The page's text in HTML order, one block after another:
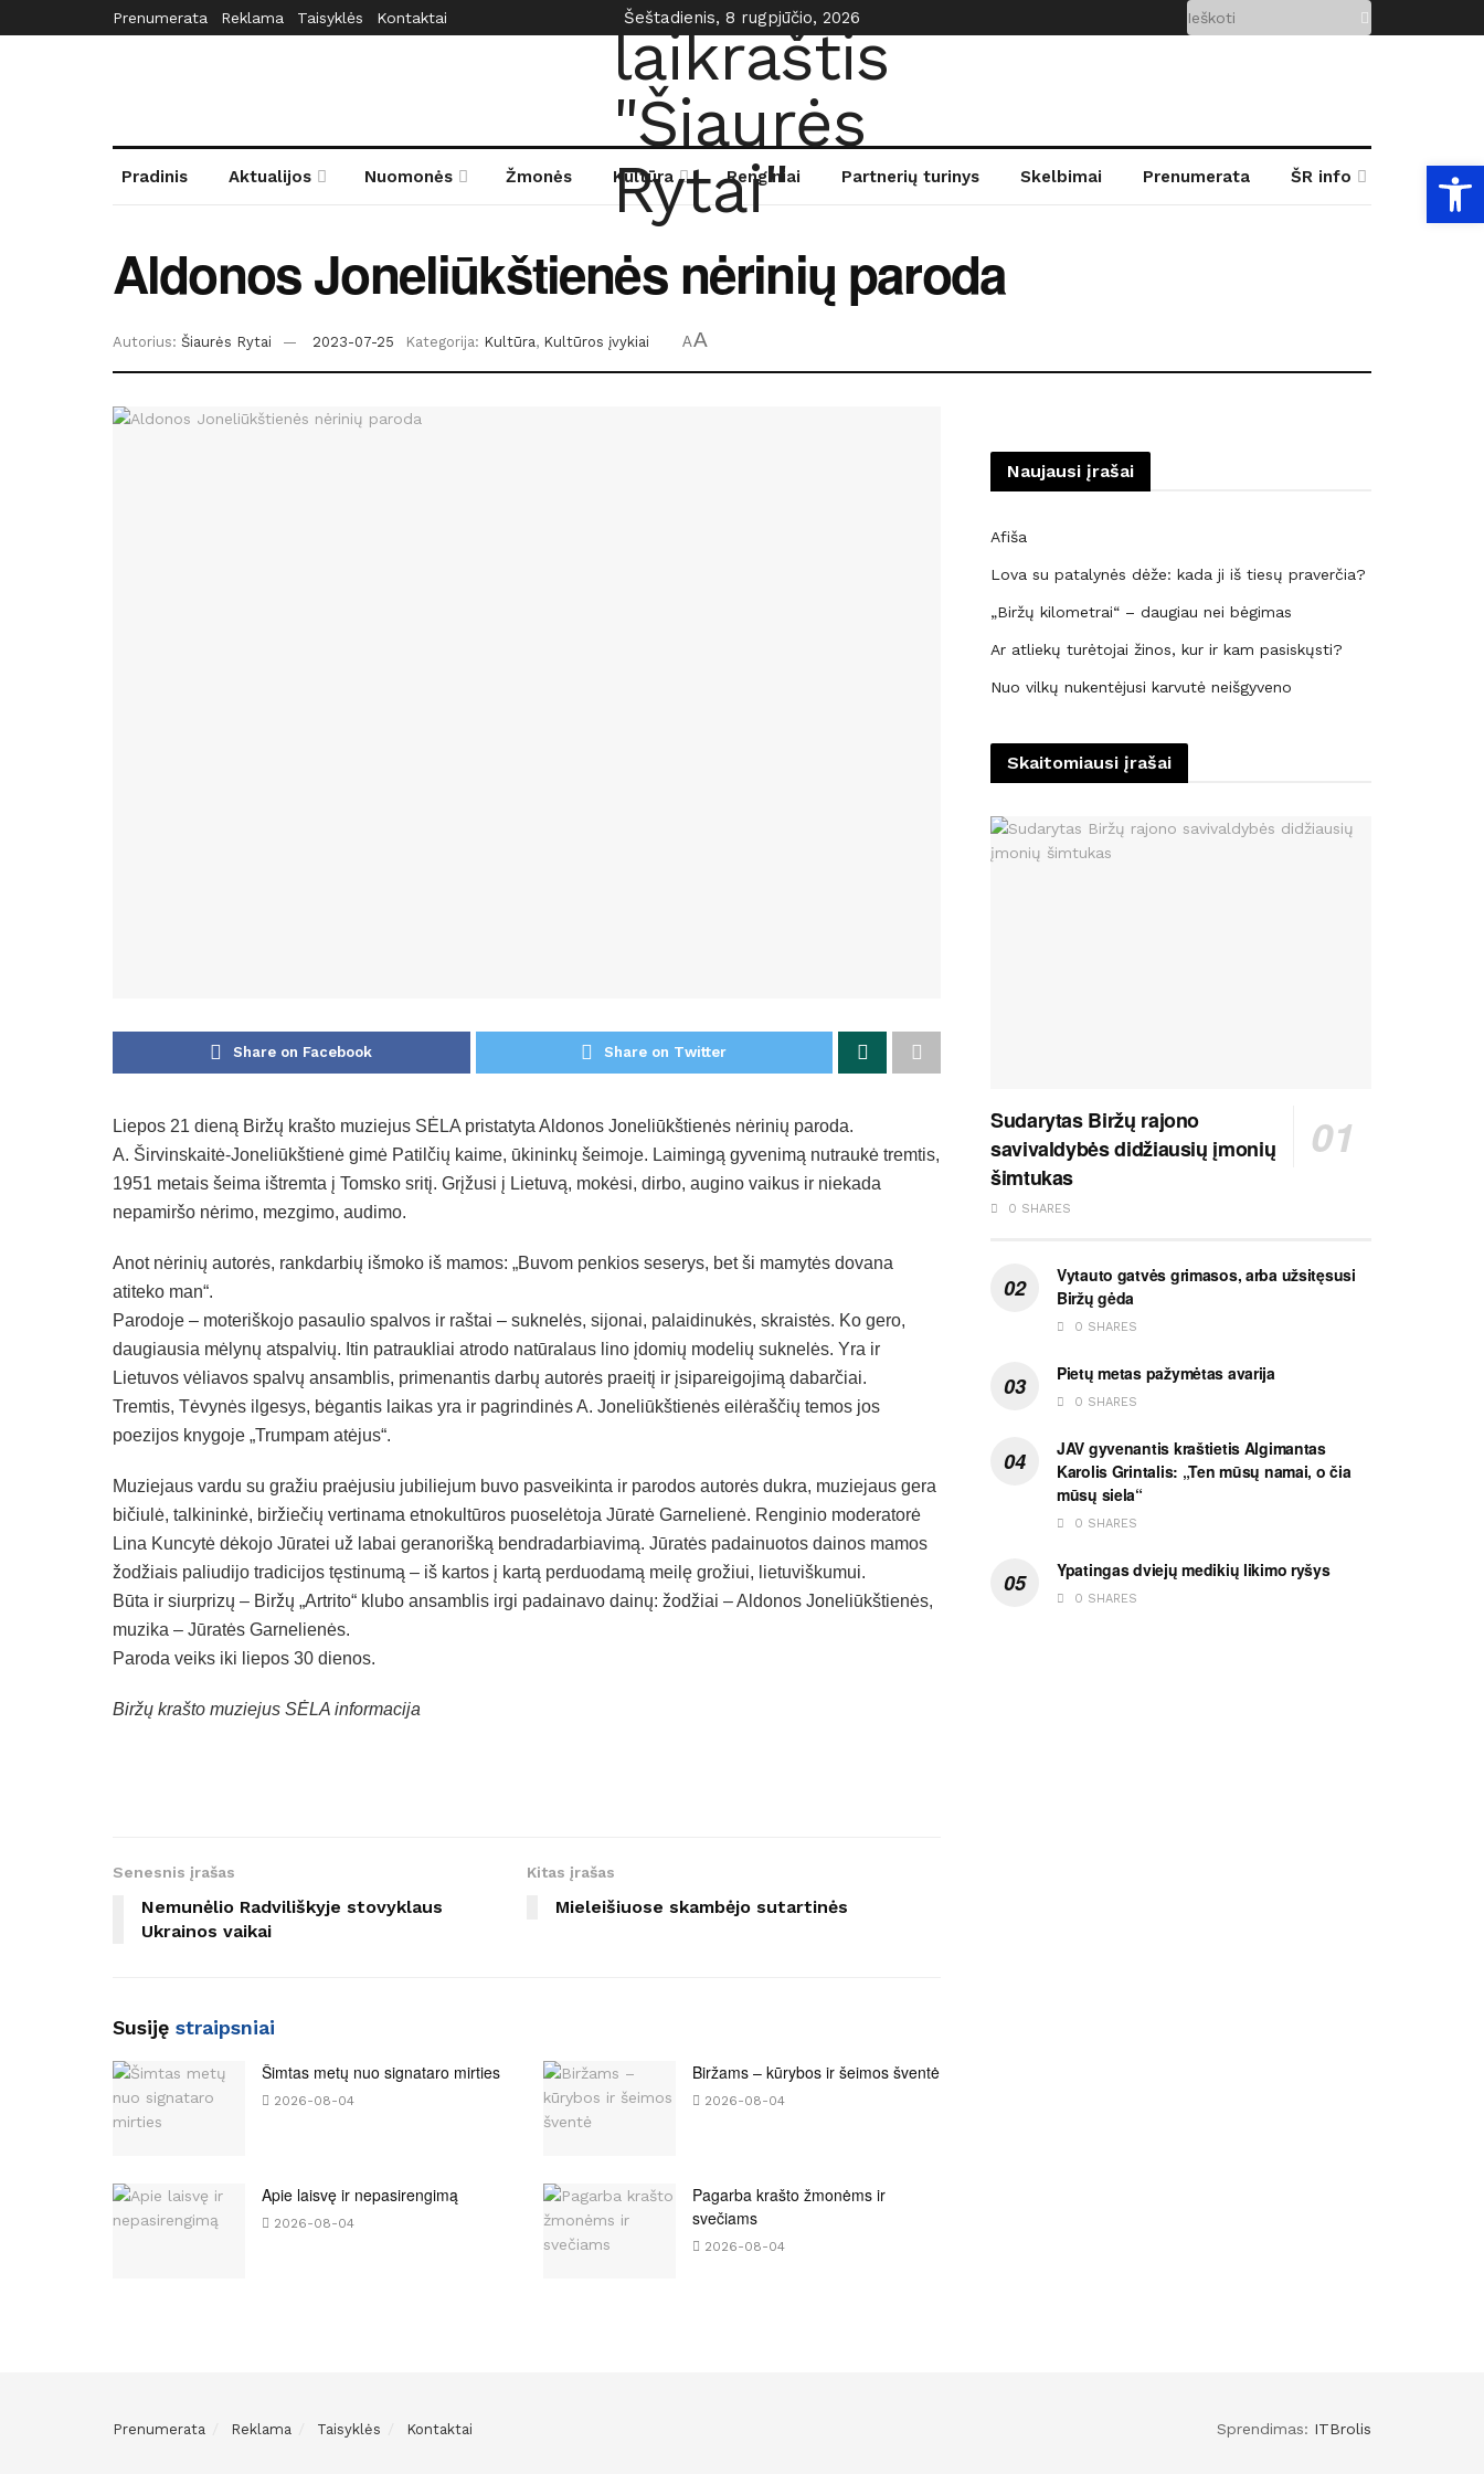
Prenumerata Reklama Taisyklės Kontaktai Šeštadienis, 8 rugpjūčio, 2026
Pradinis Aktualijos Nuomonės Žmonės Kultūra Renginiai Partnerių turinys Skelbimai Prenumerata ŠR info
Aldonos Joneliūkštienės nėrinių paroda
Autorius: Šiaurės Rytai 2023-07-25 Kategorija: Kultūra, Kultūros įvykiai AA
Share on Facebook Share on Twitter
Liepos 21 dieną Biržų krašto muziejus SĖLA pristatyta Aldonos Joneliūkštienės nėrinių paroda.
A. Širvinskaitė-Joneliūkštienė gimė Patilčių kaime, ūkininkų šeimoje. Laimingą gyvenimą nutraukė tremtis,
1951 metais šeima ištremta į Tomsko sritį. Grįžusi į Lietuvą, mokėsi, dirbo, augino vaikus ir niekada
nepamiršo nėrimo, mezgimo, audimo.
Anot nėrinių autorės, rankdarbių išmoko iš mamos: „Buvom penkios seserys, bet ši mamytės dovana
atiteko man“.
Parodoje – moteriškojo pasaulio spalvos ir raštai – suknelės, sijonai, palaidinukės, skraistės. Ko gero,
daugiausia mėlynų atspalvių. Itin patraukliai atrodo natūralaus lino įdomių modelių suknelės. Yra ir
Lietuvos vėliavos spalvų ansamblis, primenantis darbų autorės praeitį ir įsipareigojimą dabarčiai.
Tremtis, Tėvynės ilgesys, bėgantis laikas yra ir pagrindinės A. Joneliūkštienės eilėraščių temos jos
poezijos knygoje „Trumpam atėjus“.
Muziejaus vardu su gražiu praėjusiu jubiliejum buvo pasveikinta ir parodos autorės dukra, muziejaus gera
bičiulė, talkininkė, biržiečių vertinama etnokultūros puoselėtoja Jūratė Garnelienė. Renginio moderatorė
Lina Kuncytė dėkojo Jūratei už labai geranorišką bendradarbiavimą. Jūratės padainuotos dainos mamos
žodžiais paliudijo tradicijos tęstinumą – iš kartos į kartą perduodamą meilę grožiui, lietuviškumui.
Būta ir siurprizų – Biržų „Artrito“ klubo ansamblis irgi padainavo dainų: žodžiai – Aldonos Joneliūkštienės,
muzika – Jūratės Garnelienės.
Paroda veiks iki liepos 30 dienos.
Biržų krašto muziejus SĖLA informacija
Senesnis įrašas
Nemunėlio Radviliškyje stovyklaus
Ukrainos vaikai
Kitas įrašas
Mieleišiuose skambėjo sutartinės
Susiję straipsniai
Šimtas metų nuo signataro mirties
2026-08-04
Biržams – kūrybos ir šeimos šventė
2026-08-04
Apie laisvę ir nepasirengimą
2026-08-04
Pagarba krašto žmonėms ir
svečiams
2026-08-04
Naujausi įrašai
Afiša
Lova su patalynės dėže: kada ji iš tiesų praverčia?
„Biržų kilometrai“ – daugiau nei bėgimas
Ar atliekų turėtojai žinos, kur ir kam pasiskųsti?
Nuo vilkų nukentėjusi karvutė neišgyveno
Skaitomiausi įrašai
Sudarytas Biržų rajono
savivaldybės didžiausių įmonių
šimtukas
0 SHARES
Vytauto gatvės grimasos, arba užsitęsusi
Biržų gėda
0 SHARES
Pietų metas pažymėtas avarija
0 SHARES
JAV gyvenantis kraštietis Algimantas
Karolis Grintalis: „Ten mūsų namai, o čia
mūsų siela“
0 SHARES
Ypatingas dviejų medikių likimo ryšys
0 SHARES
Prenumerata Reklama Taisyklės Kontaktai Sprendimas: ITBrolis